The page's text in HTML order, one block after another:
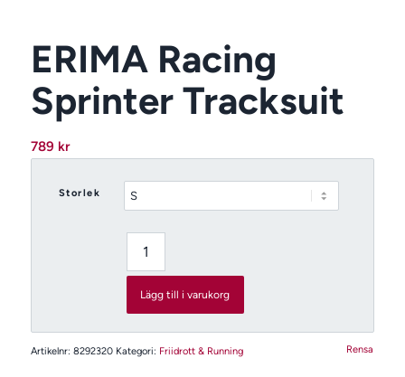
ERIMA Racing
Sprinter Tracksuit
789 kr
Storlek
Rensa
Lägg till i varukorg
Artikelnr: 8292320 Kategori: Friidrott & Running